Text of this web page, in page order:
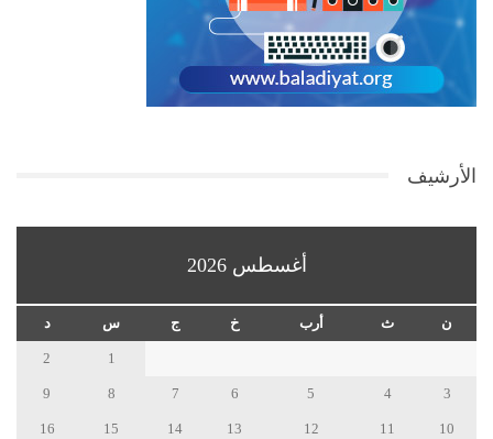
الأرشيف
أغسطس 2026
ن ث أرب خ ج س د
1
2
3
4
5
6
7
8
9
10
11
12
13
14
15
16